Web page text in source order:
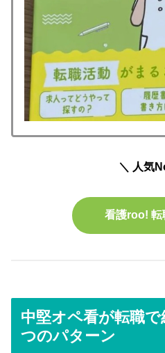
＼ 人気
看護roo! 転
中堅オペ看が転職
つのパターン